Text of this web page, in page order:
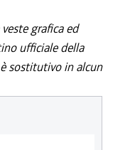
grafica ed
ufficiale della
sostitutivo in alcun